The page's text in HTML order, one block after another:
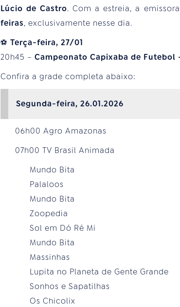
Lúcio de Castro. Com a estreia, a
feiras, exclusivamente nesse dia.
⚽ Terça-feira, 27/01
20h45 – Campeonato Capixaba de Futebol
Confira a grade completa abaixo:
Segunda-feira, 26.01.2026
06h00 Agro Amazonas
07h00 TV Brasil Animada
Mundo Bita
Palaloos
Mundo Bita
Zoopedia
Sol em Dó Ré Mi
Mundo Bita
Massinhas
Lupita no Planeta de Gente Grande
Sonhos e Sapatilhas
Os Chicolix